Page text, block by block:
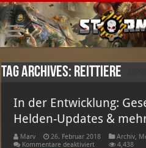
Tag Archives: reittiere
In der Entwicklung:
Helden-Updates &
Marv 26. Februar 2018 Archiv,
Kommentare deaktiviertfür
4,438